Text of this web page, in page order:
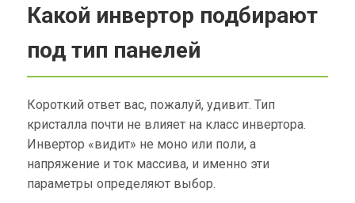
Какой инвертор подбирают
под тип панелей
Короткий ответ вас, пожалуй, удивит. Тип
кристалла почти не влияет на класс инвертора.
Инвертор «видит» не моно или поли, а
напряжение и ток массива, и именно эти
параметры определяют выбор.